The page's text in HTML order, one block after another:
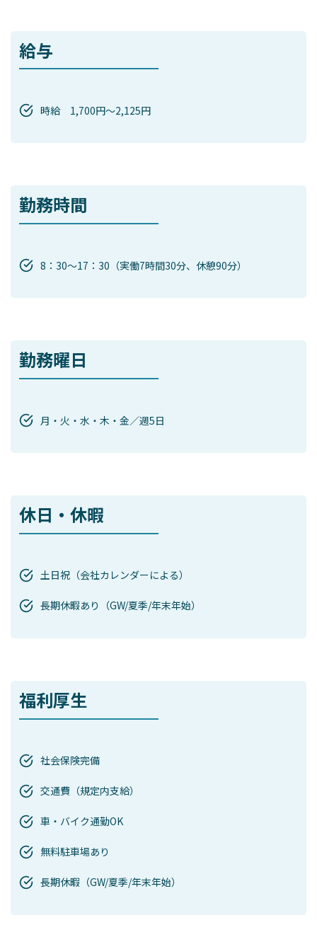
給与
時給 1,700円～2,125円
勤務時間
8：30～17：30（実働7時間30分、休憩90分）
勤務曜日
月・火・水・木・金／週5日
休日・休暇
土日祝（会社カレンダーによる）
長期休暇あり（GW/夏季/年末年始）
福利厚生
社会保険完備
交通費（規定内支給）
車・バイク通勤OK
無料駐車場あり
長期休暇（GW/夏季/年末年始）